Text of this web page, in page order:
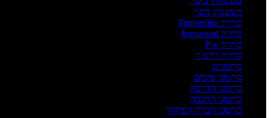
מעשנות בשר
סדרת Timberline
סדרת Ironwood
סדרת Pro
סדרת ריינג'ר
סרטונים
סרטוני טיפים
סרטוני הדרכה
סרטוני הרכבה
סרטוני הכרת הפיקוד